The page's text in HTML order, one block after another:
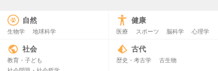
自然
生物学 地球科学
健康
医療 スポーツ 脳科学 心理学
社会
教育・子ども
古代
歴史・考古学 古生物